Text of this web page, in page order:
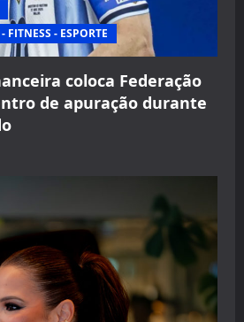
FITNESS - ESPORTE
coloca Federação
de apuração durante